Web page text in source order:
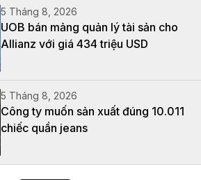
5 Tháng 8, 2026
UOB bán mảng quản lý tài sản cho
Allianz với giá 434 triệu USD
5 Tháng 8, 2026
Công ty muốn sản xuất đúng 10.011
chiếc quần jeans